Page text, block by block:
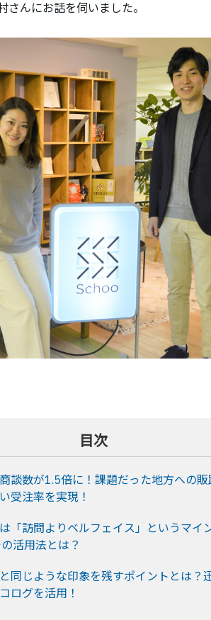
さんにお話を伺いました。
目次
談数が1.5倍に！課題だった地方への
受注率を実現！
「訪問よりベルフェイス」というマイ
活用法とは？
同じような印象を残すポイントとは？
ログを活用！